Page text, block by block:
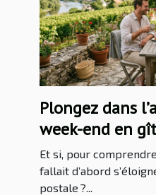
Plongez dans
week-end en
raconte le val
différemment
Et si, pour
fallait d’abord
postale ?...